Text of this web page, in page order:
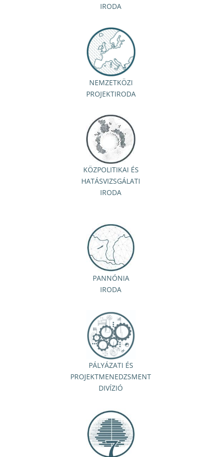
IRODA
NEMZETKÖZI
PROJEKTIRODA
KÖZPOLITIKAI ÉS
HATÁSVIZSGÁLATI
IRODA
PANNÓNIA
IRODA
PÁLYÁZATI ÉS
PROJEKTMENEDZSMENT
DIVÍZIÓ